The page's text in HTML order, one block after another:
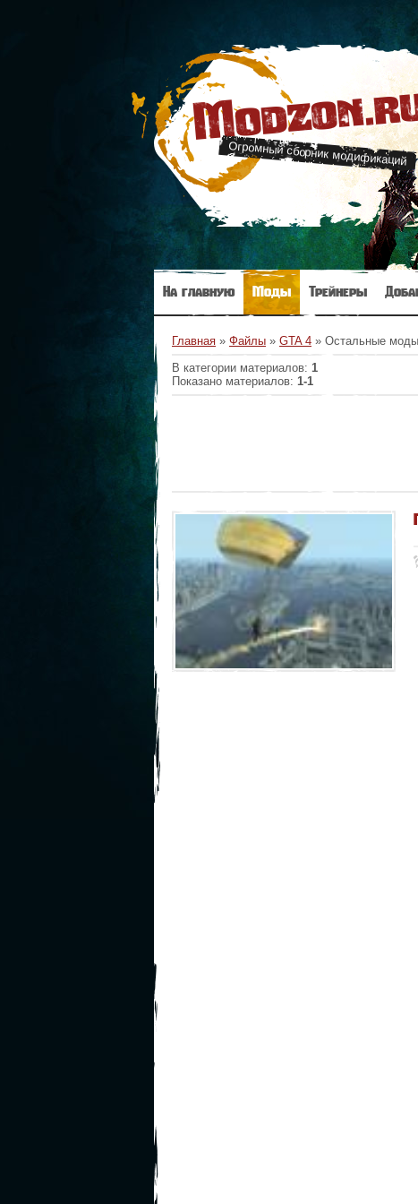
Огромный сборник модификаций
На главную Моды Трейнеры
Главная » Файлы » GTA 4 » Остальные моды
В категории материалов: 1
Показано материалов: 1-1